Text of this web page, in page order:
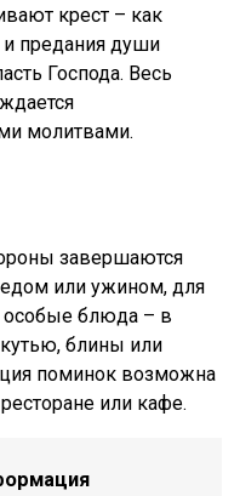
крест – как
предания души
Господа. Весь
молитвами.
завершаются
или ужином, для
особые блюда – в
блины или
поминок возможна
или кафе.